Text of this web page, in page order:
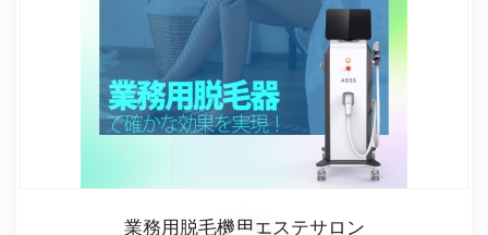
業務用脱毛機用エステサロン